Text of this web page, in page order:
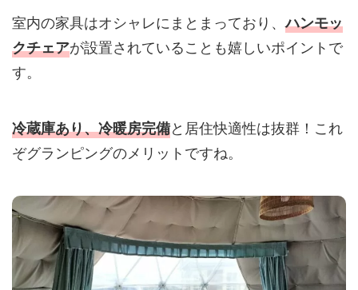
室内の家具はオシャレにまとまっており、ハンモッ
クチェアが設置されていることも嬉しいポイントで
す。
冷蔵庫あり、冷暖房完備と居住快適性は抜群！これ
ぞグランピングのメリットですね。